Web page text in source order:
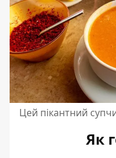
Цей пікантний
Як